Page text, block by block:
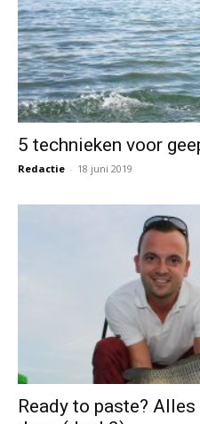
5 technieken voor
Redactie - 18 juni 2019
Ready to paste?